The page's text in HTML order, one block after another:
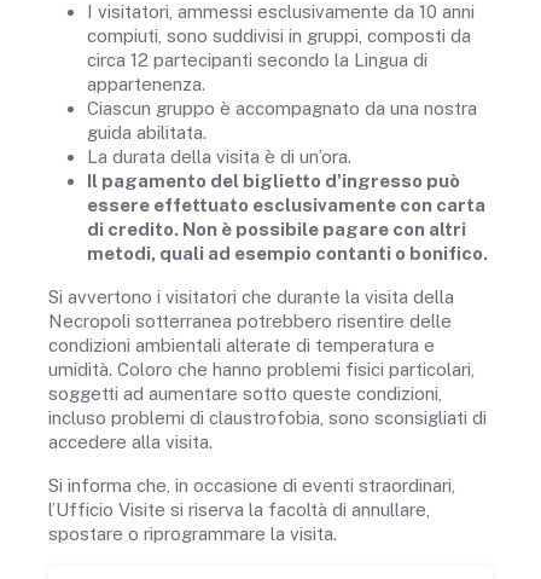
I visitatori, ammessi esclusivamente da 10 anni
compiuti, sono suddivisi in gruppi, composti da
circa 12 partecipanti secondo la Lingua di
appartenenza.
Ciascun gruppo è accompagnato da una nostra
guida abilitata.
La durata della visita è di un’ora.
Il pagamento del biglietto d'ingresso può
essere effettuato esclusivamente con carta
di credito. Non è possibile pagare con altri
metodi, quali ad esempio contanti o bonifico.
Si avvertono i visitatori che durante la visita della
Necropoli sotterranea potrebbero risentire delle
condizioni ambientali alterate di temperatura e
umidità. Coloro che hanno problemi fisici particolari,
soggetti ad aumentare sotto queste condizioni,
incluso problemi di claustrofobia, sono sconsigliati di
accedere alla visita.
Si informa che, in occasione di eventi straordinari,
l’Ufficio Visite si riserva la facoltà di annullare,
spostare o riprogrammare la visita.